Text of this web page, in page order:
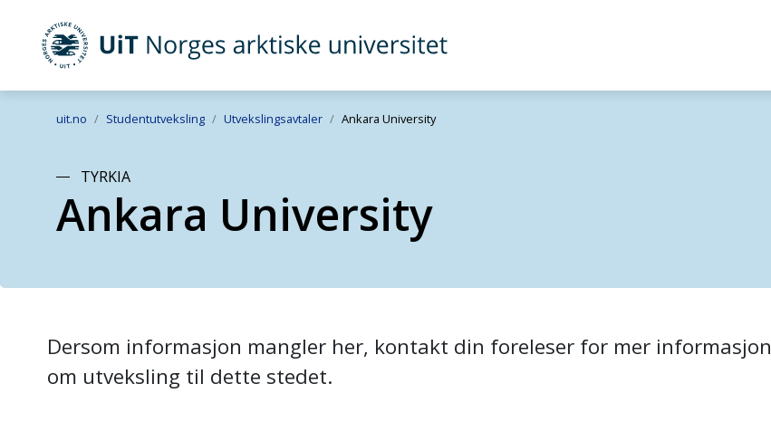
Gå til hovedinnhold
UiT Norges arktiske universitet
uit.no Studentutveksling Utvekslingsavtaler Ankara University
TYRKIA
Ankara University
Dersom informasjon mangler her, kontakt din foreleser for mer informasjon
om utveksling til dette stedet.